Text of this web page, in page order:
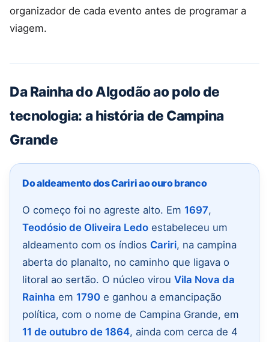
organizador de cada evento antes de programar a
viagem.
Da Rainha do Algodão ao polo de
tecnologia: a história de Campina
Grande
Do aldeamento dos Cariri ao ouro branco
O começo foi no agreste alto. Em 1697,
Teodósio de Oliveira Ledo estabeleceu um
aldeamento com os índios Cariri, na campina
aberta do planalto, no caminho que ligava o
litoral ao sertão. O núcleo virou Vila Nova da
Rainha em 1790 e ganhou a emancipação
política, com o nome de Campina Grande, em
11 de outubro de 1864, ainda com cerca de 4